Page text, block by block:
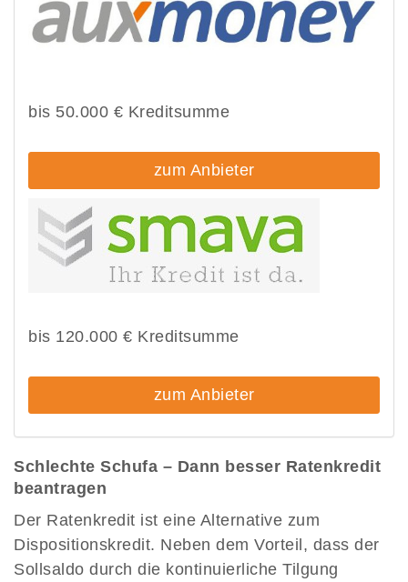
bis 50.000 € Kreditsumme
zum Anbieter
bis 120.000 € Kreditsumme
zum Anbieter
Schlechte Schufa – Dann besser Ratenkredit
beantragen
Der Ratenkredit ist eine Alternative zum
Dispositionskredit. Neben dem Vorteil, dass der
Sollsaldo durch die kontinuierliche Tilgung